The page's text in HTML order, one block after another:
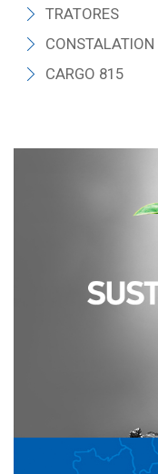
TRATORES
CONSTALATION
CARGO 815